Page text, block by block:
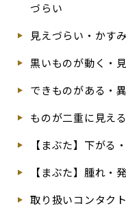
づらい
見えづらい・かす
黒いものが動く・
できものがある・
ものが二重に見え
【まぶた】下がる
【まぶた】腫れ・
取り扱いコンタクト